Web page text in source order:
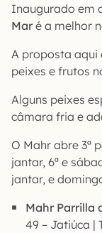
Inaugurado em
Mar é a melhor
A proposta aqui
peixes e frutos
Alguns peixes
câmara fria e
O Mahr abre 3ª
jantar, 6ª e
jantar, e
Mahr Parrilla
49 – Jatiúca |